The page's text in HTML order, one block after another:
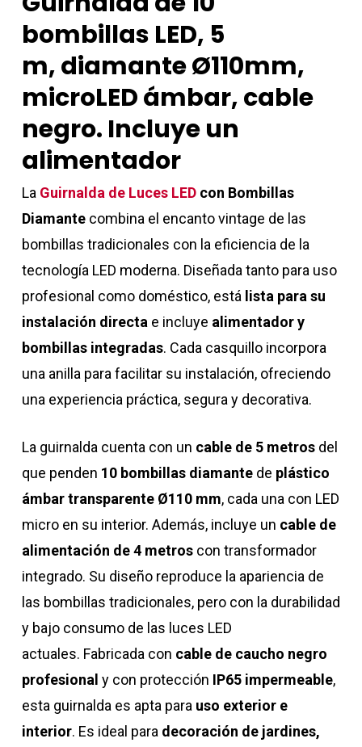
bombillas LED, 5
m, diamante Ø110mm,
microLED ámbar, cable
negro. Incluye un
alimentador
La Guirnalda de Luces LEDcon Bombillas
Diamantecombina el encanto vintage de las
bombillas tradicionales con la eficiencia de la
tecnología LED moderna. Diseñada tanto para uso
profesional como doméstico, está lista para su
instalación directa e incluye alimentador y
bombillas integradas. Cada casquillo incorpora
una anilla para facilitar su instalación, ofreciendo
una experiencia práctica, segura y decorativa.
La guirnalda cuenta con un cable de 5 metrosdel
que penden 10 bombillas diamantede plástico
ámbar transparente Ø110 mm, cada una con LED
micro en su interior. Además, incluye un cable de
alimentación de 4 metroscon transformador
integrado. Su diseño reproduce la apariencia de
las bombillas tradicionales, pero con la durabilidad
y bajo consumo de las luces LED
actuales. Fabricada con cable de caucho negro
profesional y con protección IP65 impermeable,
esta guirnalda es apta para uso exterior e
interior. Es ideal para decoración de jardines,